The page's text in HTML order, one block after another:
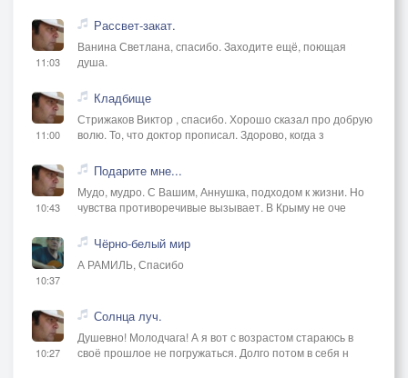
11:03
Рассвет-закат.
Ванина Светлана, спасибо. Заходите ещё, поющая
душа.
11:00
Кладбище
Стрижаков Виктор , спасибо. Хорошо сказал про добрую
волю. То, что доктор прописал. Здорово, когда з
10:43
Подарите мне...
Мудо, мудро. С Вашим, Аннушка, подходом к жизни. Но
чувства противоречивые вызывает. В Крыму не оче
10:37
Чёрно-белый мир
А РАМИЛЬ, Спасибо
10:27
Солнца луч.
Душевно! Молодчага! А я вот с возрастом стараюсь в
своё прошлое не погружаться. Долго потом в себя н